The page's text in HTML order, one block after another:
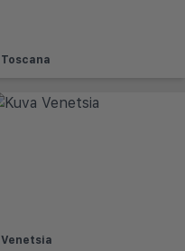
Toscana
Venetsia